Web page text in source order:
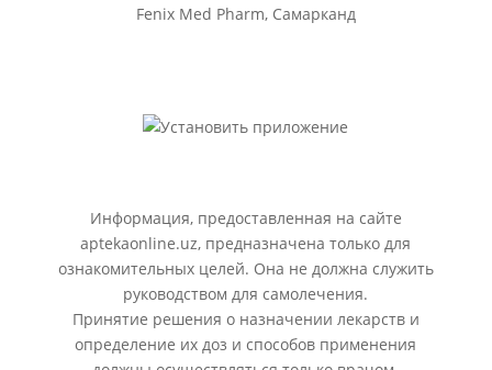
Fenix Med Pharm, Самарканд
Информация, предоставленная на сайте
aptekaonline.uz, предназначена только для
ознакомительных целей. Она не должна служить
руководством для самолечения.
Принятие решения о назначении лекарств и
определение их доз и способов применения